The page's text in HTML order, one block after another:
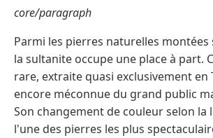
core/paragraph
Parmi les pierres naturelles montées
la sultanite occupe une place à part.
rare, extraite quasi exclusivement en
encore méconnue du grand public
Son changement de couleur selon la
l'une des pierres les plus